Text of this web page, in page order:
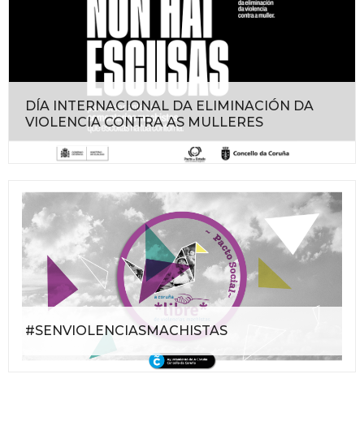
DÍA INTERNACIONAL DA ELIMINACIÓN DA
VIOLENCIA CONTRA AS MULLERES
#SENVIOLENCIASMACHISTAS